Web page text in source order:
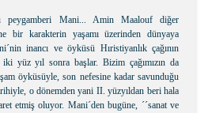
peygamberi Mani... Amin Maalouf diğer
bir karakterin yaşamı üzerinden dünyaya
inancı ve öyküsü Hıristiyanlık çağının
iki yüz yıl sonra başlar. Bizim çağımızın da
öyküsüyle, son nefesine kadar savunduğu
o dönemden yani II. yüzyıldan beri hala
etmiş oluyor. Mani´den bugüne, ´´sanat ve